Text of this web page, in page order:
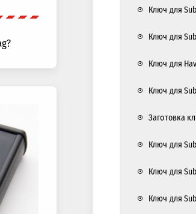
Ключ для
Ключ для
Ключ для
Ключ для
Заготовка
Ключ для
Ключ для
Ключ для